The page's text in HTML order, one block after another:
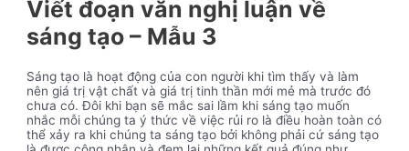
Viết đoạn văn nghị luận về
sáng tạo – Mẫu 3
Sáng tạo là hoạt động của con người khi tìm thấy và làm
nên giá trị vật chất và giá trị tinh thần mới mẻ mà trước đó
chưa có. Đôi khi bạn sẽ mắc sai lầm khi sáng tạo muốn
nhắc mỗi chúng ta ý thức về việc rủi ro là điều hoàn toàn có
thể xảy ra khi chúng ta sáng tạo bởi không phải cứ sáng tạo